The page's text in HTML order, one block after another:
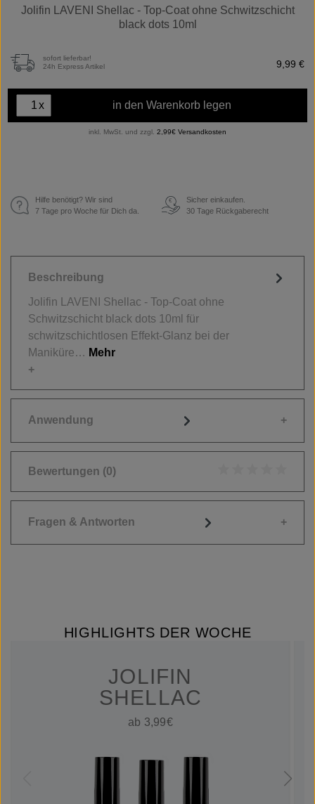
Jolifin LAVENI Shellac - Top-Coat ohne Schwitzschicht
black dots 10ml
sofort lieferbar!
24h Express Artikel
9,99 €
x in den Warenkorb legen
inkl. MwSt. und zzgl. 2,99€ Versandkosten
Hilfe benötigt? Wir sind
7 Tage pro Woche für Dich da.
€
Sicher einkaufen.
30 Tage Rückgaberecht
Beschreibung
Jolifin LAVENI Shellac - Top-Coat ohne
Schwitzschicht black dots 10ml für
schwitzschichtlosen Effekt-Glanz bei der
Maniküre… Mehr
Anwendung
Bewertungen (0)
Fragen & Antworten
HIGHLIGHTS DER WOCHE
JOLIFIN
SHELLAC
ab 3,99€